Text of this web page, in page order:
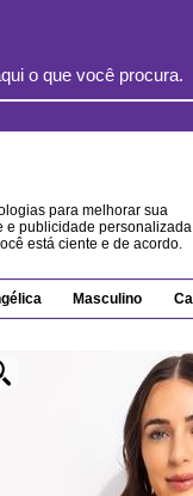
para melhorar sua
e publicidade personalizada
está ciente e de acordo.
Masculino